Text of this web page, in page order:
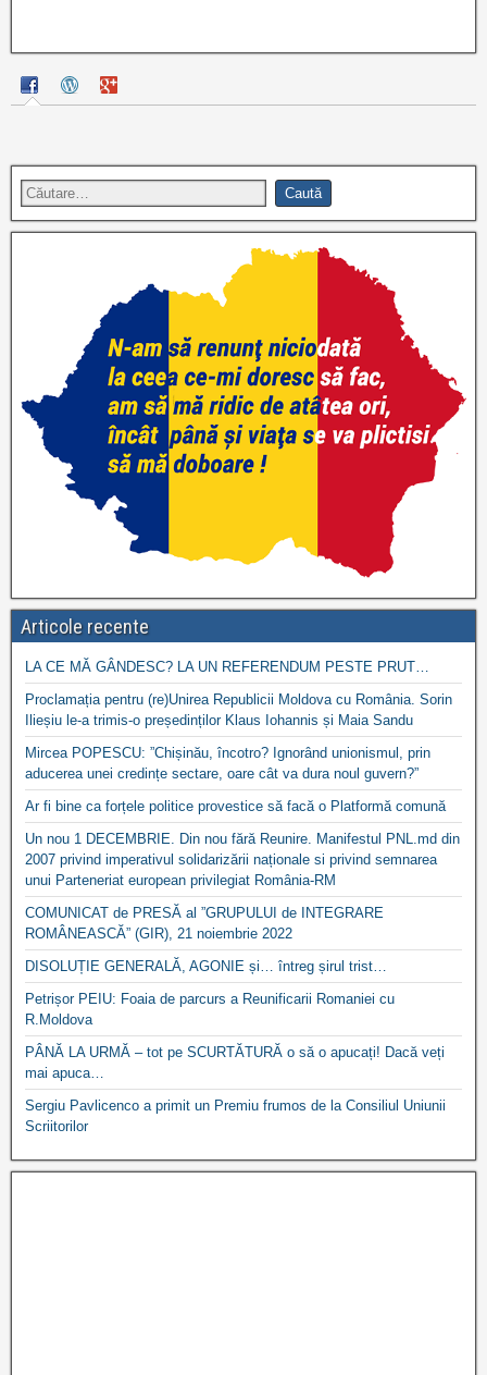
Articole recente
LA CE MĂ GÂNDESC? LA UN REFERENDUM PESTE PRUT…
Proclamația pentru (re)Unirea Republicii Moldova cu România. Sorin
Ilieșiu le-a trimis-o președinților Klaus Iohannis și Maia Sandu
Mircea POPESCU: ”Chișinău, încotro? Ignorând unionismul, prin
aducerea unei credințe sectare, oare cât va dura noul guvern?”
Ar fi bine ca forțele politice provestice să facă o Platformă comună
Un nou 1 DECEMBRIE. Din nou fără Reunire. Manifestul PNL.md din
2007 privind imperativul solidarizării naționale si privind semnarea
unui Parteneriat european privilegiat România-RM
COMUNICAT de PRESĂ al ”GRUPULUI de INTEGRARE
ROMÂNEASCĂ” (GIR), 21 noiembrie 2022
DISOLUȚIE GENERALĂ, AGONIE și… întreg șirul trist…
Petrișor PEIU: Foaia de parcurs a Reunificarii Romaniei cu
R.Moldova
PÂNĂ LA URMĂ – tot pe SCURTĂTURĂ o să o apucați! Dacă veți
mai apuca…
Sergiu Pavlicenco a primit un Premiu frumos de la Consiliul Uniunii
Scriitorilor